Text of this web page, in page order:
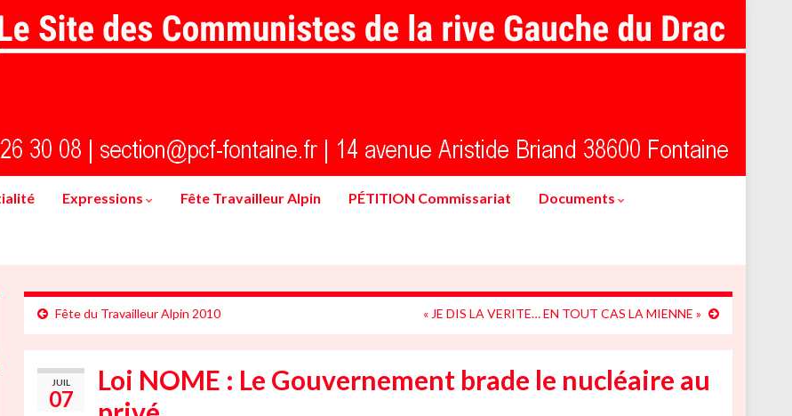
Expressions Fête Travailleur Alpin PÉTITION Commissariat Documents
Fête du Travailleur Alpin 2010 « JE DIS LA VERITE… EN TOUT CAS LA MIENNE »
JUIL
07
Loi NOME : Le Gouvernement brade le nucléaire au